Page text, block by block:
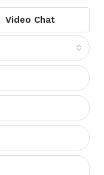
Video Chat